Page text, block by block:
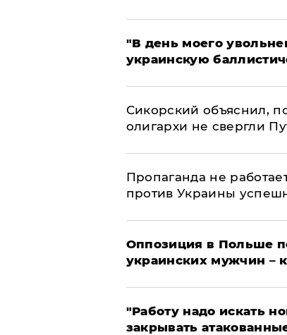
​"В день моего
украинскую
Сикорский объяснил,
олигархи не свергли
​Пропаганда не
против Украины
Оппозиция в Польше
украинских мужчин –
"Работу надо искать
закрывать